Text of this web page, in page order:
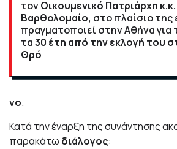
τονΟικουμενικό Πατριάρχη κ.κ.
Βαρθολομαίο, στο πλαίσιο
πραγματοποιεί στην Αθήνα για
τα30 έτη από την εκλογή του
Θρό
νο.
Κατά την έναρξη της συνάντησης
παρακάτω διάλογος: